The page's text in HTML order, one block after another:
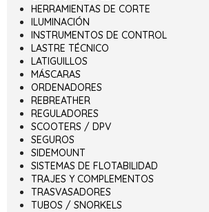
HERRAMIENTAS DE CORTE
ILUMINACIÓN
INSTRUMENTOS DE CONTROL
LASTRE TÉCNICO
LATIGUILLOS
MÁSCARAS
ORDENADORES
REBREATHER
REGULADORES
SCOOTERS / DPV
SEGUROS
SIDEMOUNT
SISTEMAS DE FLOTABILIDAD
TRAJES Y COMPLEMENTOS
TRASVASADORES
TUBOS / SNORKELS